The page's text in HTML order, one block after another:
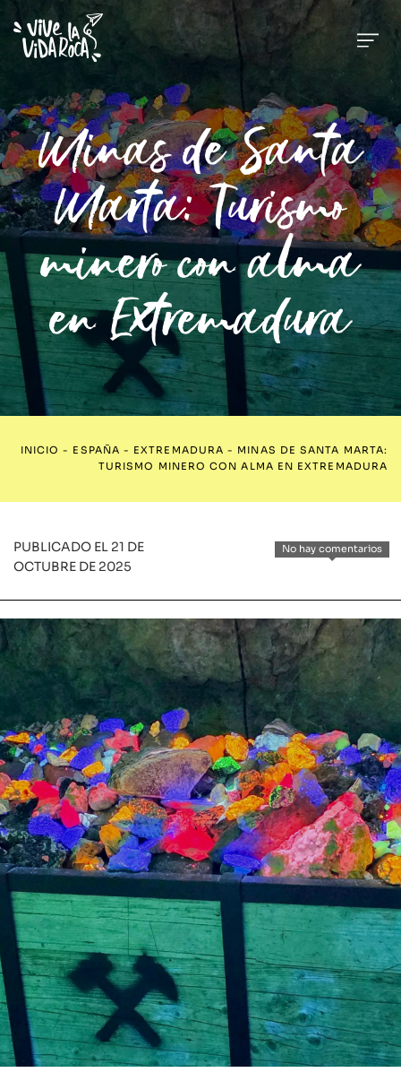
Minas de Santa
Marta: Turismo
minero con alma
en Extremadura
INICIO - ESPAÑA - EXTREMADURA - MINAS DE SANTA MARTA:
TURISMO MINERO CON ALMA EN EXTREMADURA
No hay comentarios
PUBLICADO EL 21 DE
OCTUBRE DE 2025